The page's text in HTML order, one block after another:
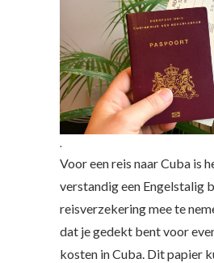
.
Voor een reis naar Cuba is
verstandig een Engelstalig
reisverzekering mee te
dat je gedekt bent voor
kosten in Cuba. Dit papier